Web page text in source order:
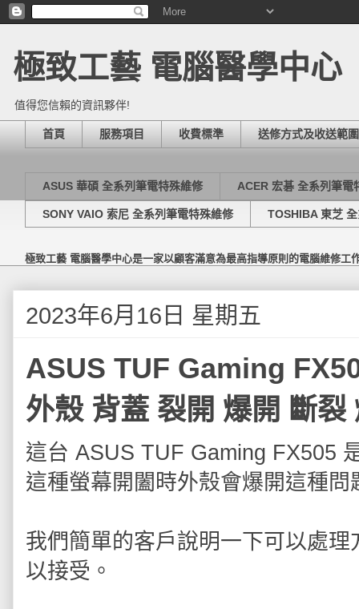
極致工藝 電腦醫學中心
值得您信賴的資訊夥伴!
首頁 服務項目 收費標準 送修方式及收送範圍
ASUS 華碩 全系列筆電特殊維修 ACER 宏碁 全系列筆電
SONY VAIO 索尼 全系列筆電特殊維修 TOSHIBA 東芝
極致工藝 電腦醫學中心是一家以顧客滿意為最高指導原則的電腦維修
2023年6月16日 星期五
ASUS TUF Gaming
外殼 背蓋 裂開 爆開 斷
這台 ASUS TUF Gaming FX505
這種螢幕開闔時外殼會爆開這種問
我們簡單的客戶說明一下可以處
以接受。